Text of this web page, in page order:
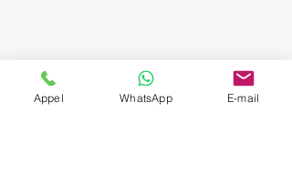
Appel WhatsApp E-mail